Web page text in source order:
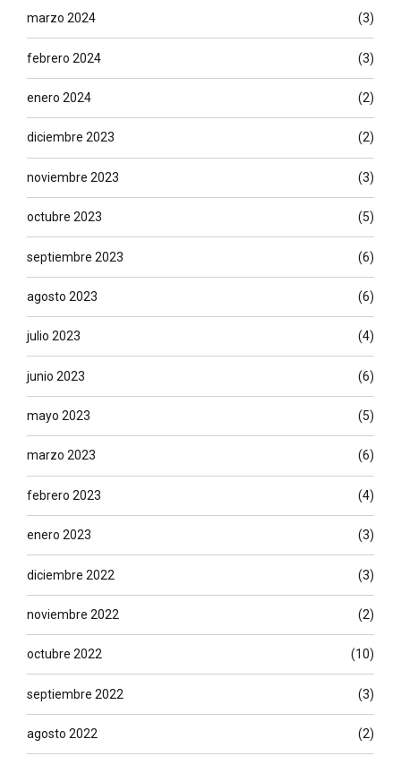
marzo 2024 (3)
febrero 2024 (3)
enero 2024 (2)
diciembre 2023 (2)
noviembre 2023 (3)
octubre 2023 (5)
septiembre 2023 (6)
agosto 2023 (6)
julio 2023 (4)
junio 2023 (6)
mayo 2023 (5)
marzo 2023 (6)
febrero 2023 (4)
enero 2023 (3)
diciembre 2022 (3)
noviembre 2022 (2)
octubre 2022 (10)
septiembre 2022 (3)
agosto 2022 (2)